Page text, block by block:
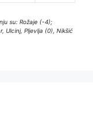
su: Rožaje (-4);
Ulcinj, Pljevlja (0), Nikšić